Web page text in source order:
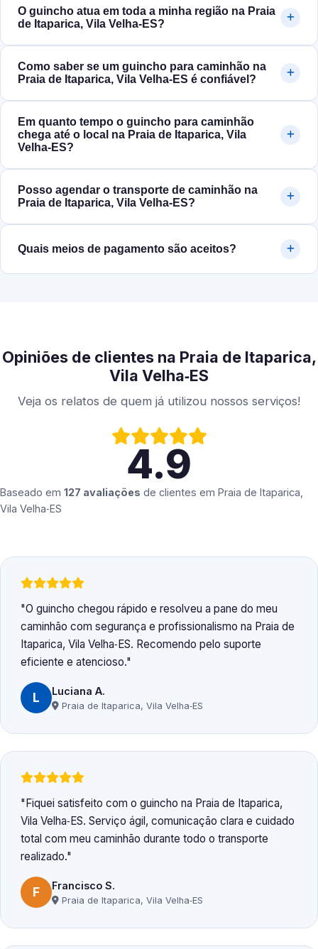
O guincho atua em toda a minha região na Praia
de Itaparica, Vila Velha‑ES?
Como saber se um guincho para caminhão na
Praia de Itaparica, Vila Velha‑ES é confiável?
Em quanto tempo o guincho para caminhão
chega até o local na Praia de Itaparica, Vila
Velha‑ES?
Posso agendar o transporte de caminhão na
Praia de Itaparica, Vila Velha‑ES?
Quais meios de pagamento são aceitos?
Opiniões de clientes na Praia de Itaparica,
Vila Velha‑ES
Veja os relatos de quem já utilizou nossos serviços!
4.9
Baseado em 127 avaliações de clientes em Praia de Itaparica,
Vila Velha‑ES
O guincho chegou rápido e resolveu a pane do meu
caminhão com segurança e profissionalismo na Praia de
Itaparica, Vila Velha‑ES. Recomendo pelo suporte
eficiente e atencioso.
L Luciana A.
Praia de Itaparica, Vila Velha‑ES
Fiquei satisfeito com o guincho na Praia de Itaparica,
Vila Velha‑ES. Serviço ágil, comunicação clara e cuidado
total com meu caminhão durante todo o transporte
realizado.
F Francisco S.
Praia de Itaparica, Vila Velha‑ES